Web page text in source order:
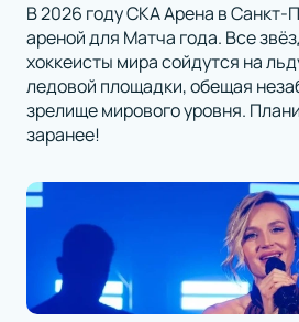
В 2026 году СКА Арена в Санкт-
ареной для Матча года. Все
хоккеисты мира сойдутся на
ледовой площадки, обещая
зрелище мирового уровня.
заранее!